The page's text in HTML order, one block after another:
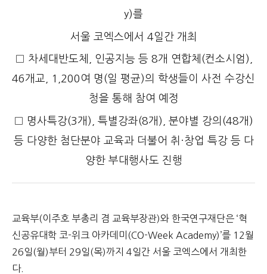
y)를
서울 코엑스에서 4일간 개최
□ 차세대반도체, 인공지능 등 8개 연합체(컨소시엄),
46개교, 1,200여 명(일 평균)의 학생들이 사전 수강신
청을 통해 참여 예정
□ 명사특강(3개), 특별강좌(8개), 분야별 강의(48개)
등 다양한 첨단분야 교육과 더불어 취·창업 특강 등 다
양한 부대행사도 진행
교육부(이주호 부총리 겸 교육부장관)와 한국연구재단은 ‘혁
신공유대학 코-위크 아카데미(CO-Week Academy)’를 12월
26일(월)부터 29일(목)까지 4일간 서울 코엑스에서 개최한
다.